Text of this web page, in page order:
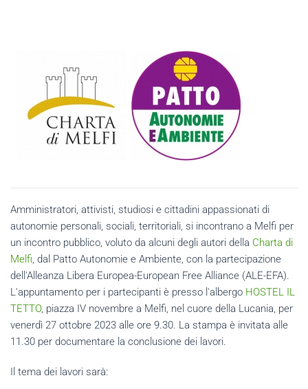
Amministratori, attivisti, studiosi e cittadini appassionati di
autonomie personali, sociali, territoriali, si incontrano a Melfi per
un incontro pubblico, voluto da alcuni degli autori della Charta di
Melfi, dal Patto Autonomie e Ambiente, con la partecipazione
dell'Alleanza Libera Europea-European Free Alliance (ALE-EFA).
L'appuntamento per i partecipanti è presso l'albergo HOSTEL IL
TETTO, piazza IV novembre a Melfi, nel cuore della Lucania, per
venerdì 27 ottobre 2023 alle ore 9.30. La stampa è invitata alle
11.30 per documentare la conclusione dei lavori.
Il tema dei lavori sarà: